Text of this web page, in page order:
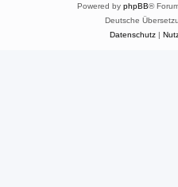
Powered by phpBB®
Deutsche
Datenschutz|